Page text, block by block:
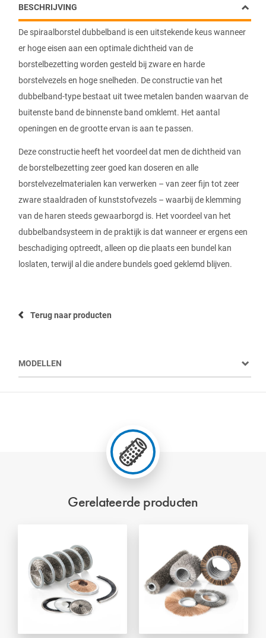
De spiraalborstel dubbelband is een uitstekende keus wanneer
er hoge eisen aan een optimale dichtheid van de
borstelbezetting worden gesteld bij zware en harde
borstelvezels en hoge snelheden. De constructie van het
dubbelband-type bestaat uit twee metalen banden waarvan de
buitenste band de binnenste band omklemt. Het aantal
openingen en de grootte ervan is aan te passen.
Deze constructie heeft het voordeel dat men de dichtheid van
de borstelbezetting zeer goed kan doseren en alle
borstelvezelmaterialen kan verwerken – van zeer fijn tot zeer
zware staaldraden of kunststofvezels – waarbij de klemming
van de haren steeds gewaarborgd is. Het voordeel van het
dubbelbandsysteem in de praktijk is dat wanneer er ergens een
beschadiging optreedt, alleen op die plaats een bundel kan
loslaten, terwijl al die andere bundels goed geklemd blijven.
Terug naar producten
BESCHRIJVING
MODELLEN
Gerelateerde producten